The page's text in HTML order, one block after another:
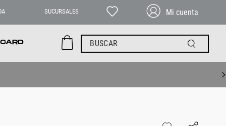
SUCURSALES
BUSCAR